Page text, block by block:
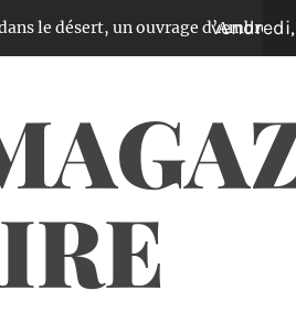
un ouvrage d’Ambroise Kom